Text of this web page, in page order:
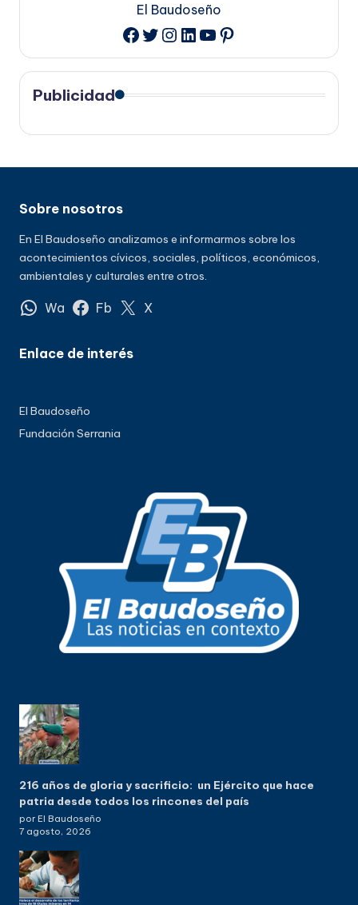
El Baudoseño
Facebook
Twitter
Instagram
LinkedIn
YouTube
Pinterest
Publicidad
Sobre nosotros
En El Baudoseño analizamos e informarmos sobre los
acontecimientos cívicos, sociales, políticos, económicos,
ambientales y culturales entre otros.
Wa Fb X
Enlace de interés
El Baudoseño
Fundación Serrania
216 años de gloria y sacrificio: un Ejército que hace
patria desde todos los rincones del país
por El Baudoseño
7 agosto, 2026